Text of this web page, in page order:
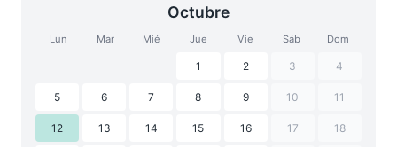
Octubre
Lun Mar Mié Jue Vie Sáb Dom
1 2 3 4
5 6 7 8 9 10 11
12 13 14 15 16 17 18